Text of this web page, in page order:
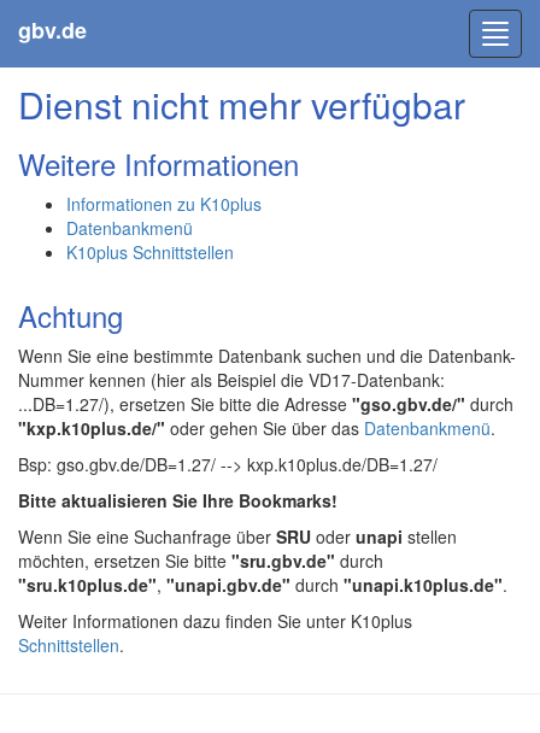
gbv.de
Dienst nicht mehr verfügbar
Weitere Informationen
Informationen zu K10plus
Datenbankmenü
K10plus Schnittstellen
Achtung
Wenn Sie eine bestimmte Datenbank suchen und die Datenbank-
Nummer kennen (hier als Beispiel die VD17-Datenbank:
...DB=1.27/), ersetzen Sie bitte die Adresse "gso.gbv.de/" durch
"kxp.k10plus.de/" oder gehen Sie über das Datenbankmenü.
Bsp: gso.gbv.de/DB=1.27/ --> kxp.k10plus.de/DB=1.27/
Bitte aktualisieren Sie Ihre Bookmarks!
Wenn Sie eine Suchanfrage über SRU oder unapi stellen
möchten, ersetzen Sie bitte "sru.gbv.de" durch
"sru.k10plus.de", "unapi.gbv.de" durch "unapi.k10plus.de".
Weiter Informationen dazu finden Sie unter K10plus
Schnittstellen.